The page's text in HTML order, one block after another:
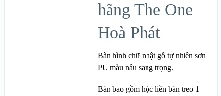
hãng The One
Hoà Phát
Bàn hình chữ nhật gỗ tự nhiên sơn
PU màu nâu sang trọng.
Bàn bao gồm hộc liền bàn treo 1